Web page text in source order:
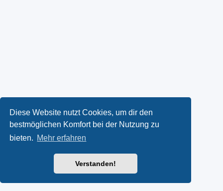
Diese Website nutzt Cookies, um dir den
bestmöglichen Komfort bei der Nutzung zu
bieten. Mehr erfahren
Verstanden!